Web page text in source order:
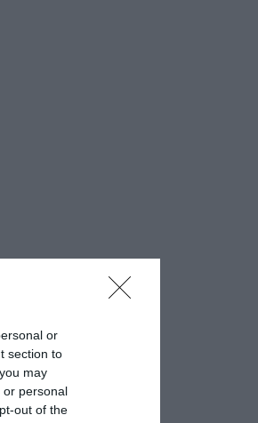
or
section to
may
or personal
out of the